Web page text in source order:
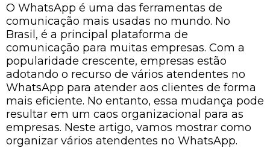
O WhatsApp é uma das ferramentas de
comunicação mais usadas no mundo. No
Brasil, é a principal plataforma de
comunicação para muitas empresas. Com a
popularidade crescente, empresas estão
adotando o recurso de vários atendentes no
WhatsApp para atender aos clientes de forma
mais eficiente. No entanto, essa mudança pode
resultar em um caos organizacional para as
empresas. Neste artigo, vamos mostrar como
organizar vários atendentes no WhatsApp.